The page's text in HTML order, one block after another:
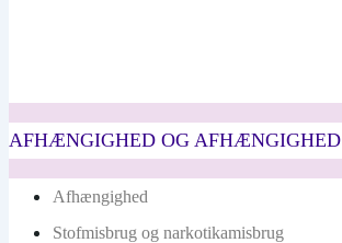
AFHÆNGIGHED OG AFHÆNGIGHED
Afhængighed
Stofmisbrug og narkotikamisbrug